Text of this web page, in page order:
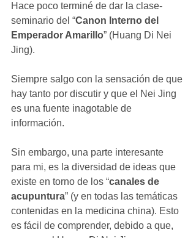
Hace poco terminé de dar la clase-
seminario del “Canon Interno del
Emperador Amarillo” (Huang Di Nei
Jing).
Siempre salgo con la sensación de que
hay tanto por discutir y que el Nei Jing
es una fuente inagotable de
información.
Sin embargo, una parte interesante
para mi, es la diversidad de ideas que
existe en torno de los “canales de
acupuntura” (y en todas las temáticas
contenidas en la medicina china). Esto
es fácil de comprender, debido a que,